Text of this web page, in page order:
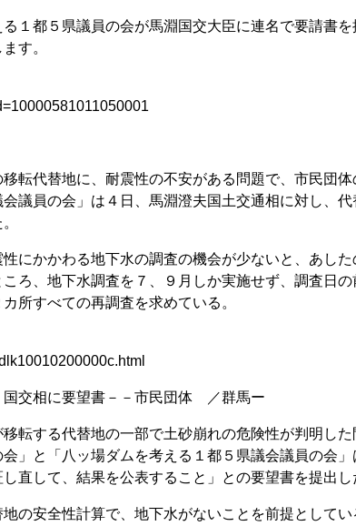
１都５県議員の会が馬淵国交大臣に連名で要請書を
す。
転代替地に、耐震性の不安がある問題で、市民団体
議員の会」は４日、馬淵澄夫国土交通相に対し、
にかかわる地下水の調査の機会が少ないと、あした
ろ、地下水調査を７、９月しか実施せず、調査日の
所すべての再調査を求めている。
国交相に要望書－－市民団体 ／群馬ー
転する代替地の一部で土砂崩れの危険性が判明した
」と「八ッ場ダムを考える１都５県議会議員の会」
直して、結果を公表すること」との要望書を提出し
の安全性計算で、地下水がないことを前提としてい